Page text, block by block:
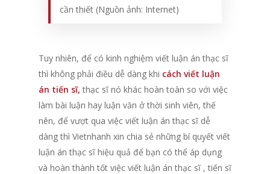
cần thiết (Nguồn ảnh: Internet)
Tuy nhiên, để có kinh nghiệm viết luận án thạc sĩ
thì không phải điều dễ dàng khi cách viết luận
án tiến sĩ, thạc sĩ nó khác hoàn toàn so với việc
làm bài luận hay luận văn ở thời sinh viên, thế
nên, để vượt qua việc viết luận án thạc sĩ dễ
dàng thì Vietnhanh xin chia sẻ những bí quyết viết
luận án thạc sĩ hiệu quả để bạn có thể áp dụng
và hoàn thành tốt việc viết luận án thạc sĩ , tiến sĩ